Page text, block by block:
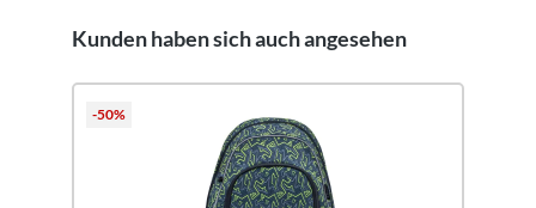
Produktgalerie überspringen
Kunden haben sich auch angesehen
-50%